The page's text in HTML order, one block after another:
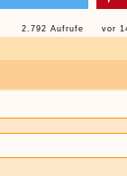
2.792 Aufrufe vor